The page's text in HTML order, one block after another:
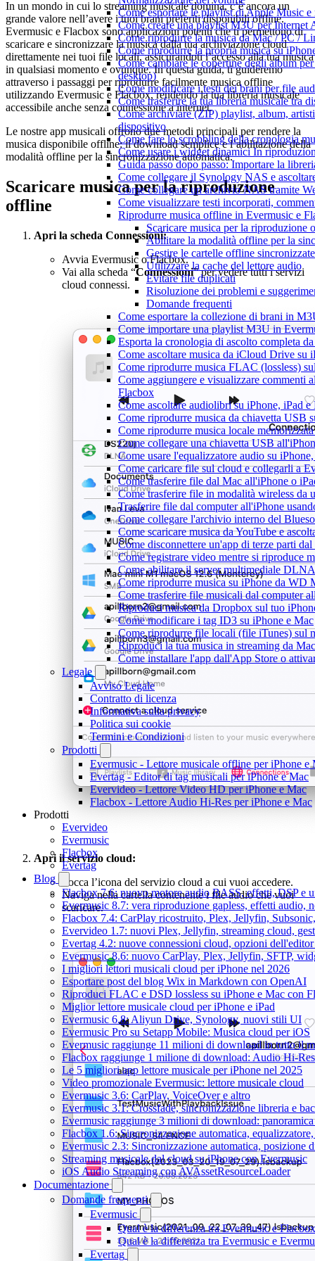
Come esportare le playlist di Apple Music
Come creare una playlist M3U per
Come riprodurre la musica da Mac / PC /
Come riprodurre la propria musica su
Come cambiare le copertine degli album
desktop)
Come modificare i testi dei brani per file
Come trasferire la tua libreria musicale tra
Come archiviare (ZIP) playlist, album,
dispositivo
Come fare lo scrobbling della cronologia
Come usare i widget dinamici In
Guida passo dopo passo: Importare la
Come collegare il Synology NAS e
Come collegare un archivio NAS tramite
Come visualizzare testi incorporati,
Riprodurre musica offline in Evermusic e
Scaricare musica per la riproduzione
Abilitare la modalità offline per la
Gestire le cartelle offline sincronizzate
Utilizzare la cache del lettore audio
Evitare file duplicati
Risoluzione dei problemi e
Domande frequenti
Come esportare la collezione di brani in
Come importare una playlist M3U in
Esporta la cronologia di ascolto completa
Come ascoltare musica da iCloud Drive su
Come riprodurre musica FLAC (lossless)
Come aggiungere e visualizzare commenti
Flacbox
Come ascoltare audiolibri su iPhone, iPad
Come riprodurre musica da chiavetta USB
Come riprodurre musica locale
Come collegare una chiavetta USB
Come usare l'equalizzatore audio su
Come caricare file sul cloud e collegarli a
Come trasferire file dal Mac all'iPhone o
Come trasferire file in modalità wireless da
Trasferire file dal computer all'iPhone
Come collegare l'archivio interno del
Come scaricare musica da YouTube e
Come disconnettere un'app di terze parti
Come registrare video mentre si riproduce
Come abilitare il server multimediale
Come riprodurre musica su iPhone da WD
Come trasferire file musicali dal computer
Riproduci musica da Dropbox sul tuo
Come modificare i tag ID3 su iPhone e Mac
Come riprodurre file locali (file iTunes) sul
Riproduci la tua musica in streaming da
Come installare l'app dall'App Store o
Legale
Avviso Legale
Contratto di licenza
Informativa sulla privacy
Politica sui cookie
Termini e Condizioni
Prodotti
Evermusic - Lettore musicale offline per iPhone e
Evertag - Editor di tag musicali per iPhone e Mac
Evervideo - Lettore Video HD per iPhone e Mac
Flacbox - Lettore Audio Hi-Res per iPhone e Mac
Prodotti
Evervideo
Evermusic
Flacbox
Evertag
Blog
Flacbox 7.6: nuovo motore audio BASS, effetti, DSP e
Evermusic 8.7: vera riproduzione gapless, effetti audio,
Flacbox 7.4: CarPlay ricostruito, Plex, Jellyfin,
Evervideo 1.7: nuovi Plex, Jellyfin, streaming cloud,
Evertag 4.2: nuove connessioni cloud, opzioni dell'editor
Evermusic 8.6: nuovo CarPlay, Plex, Jellyfin, SFTP,
I migliori lettori musicali cloud per iPhone nel 2026
Esportare post del blog Wix in Markdown con OpenAI
Riproduci FLAC e DSD lossless su iPhone e Mac con
Miglior lettore musicale cloud per iPhone e iPad
Evermusic 6.8: Aliyun Drive, Synology, nuovi stili UI
Evermusic Pro su Setapp Mobile: Musica cloud per iOS
Evermusic raggiunge 11 milioni di download in tutto il
Flacbox raggiunge 1 milione di download: Audio Hi-Res
Le 5 migliori app lettore musicale per iPhone nel 2025
Video promozionale Evermusic: lettore musicale cloud
Evermusic 3.6: CarPlay, VoiceOver e altro
Evermusic 3.1: Crossfade, sincronizzazione libreria e
Evermusic raggiunge 3 milioni di download:
Flacbox 1.6: Sincronizzazione automatica,
Evermusic 2.3: Sincronizzazione automatica, posizione
Streaming musicale dal cloud su iPhone con Evermusic
iOS Audio Streaming con AVAssetResourceLoader
Documentazione
Domande frequenti
Evermusic
Qual è la differenza tra Evermusic e Flacbox
Qual è la differenza tra Evermusic e
Evertag
In un mondo in cui lo streaming musicale domina, c’è ancora un
grande valore nell’avere i tuoi brani preferiti disponibili offline.
Evermusic e Flacbox sono applicazioni potenti che ti permettono di
scaricare e sincronizzare la musica dalla tua archiviazione cloud
direttamente nei tuoi file locali, assicurandoti l’accesso alla tua musica
in qualsiasi momento e ovunque. In questa guida, ti guideremo
attraverso i passaggi per riprodurre facilmente musica offline
utilizzando Evermusic e Flacbox, rendendo la tua libreria musicale
accessibile anche senza connessione a internet.
Le nostre app musicali offrono due metodi principali per rendere la
musica disponibile offline: il download semplice e l’abilitazione della
modalità offline per la sincronizzazione automatica.
Scaricare musica per la riproduzione
offline
Apri la scheda Connessioni:
Avvia Evermusic o Flacbox.
Vai alla scheda “Connessioni” per vedere tutti i servizi
cloud connessi.
Apri il servizio cloud:
Tocca l’icona del servizio cloud a cui vuoi accedere.
Naviga nella cartella contenente i file audio che vuoi
scaricare.